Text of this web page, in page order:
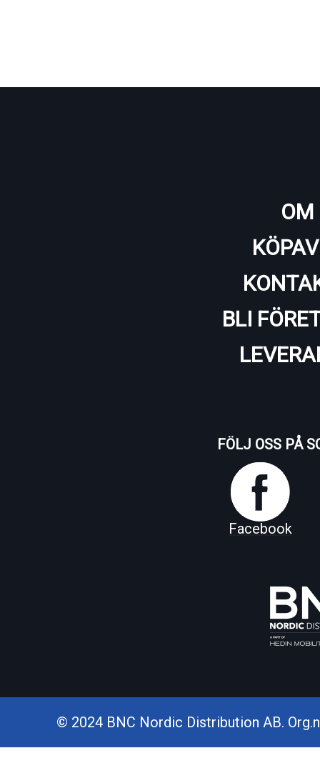
OM
BLI
FÖLJ OSS PÅ
Facebook
© 2024 BNC Nordic Distribution AB.